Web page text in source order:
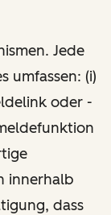
Jede
umfassen: (i)
oder -
innerhalb
dass